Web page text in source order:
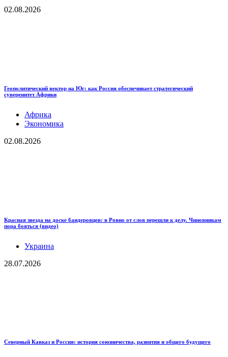
02.08.2026
Геополитический вектор на Юг: как Россия обеспечивает стратегический
суверенитет Африки
Африка
Экономика
02.08.2026
Красная звезда на доске бандеровцев: в Ровно от слов перешли к делу. Чиновникам
пора бояться (видео)
Украина
28.07.2026
Северный Кавказ и Россия: история союзничества, развития и общего будущего